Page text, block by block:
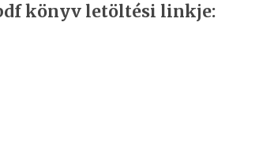
könyv letöltési linkje: